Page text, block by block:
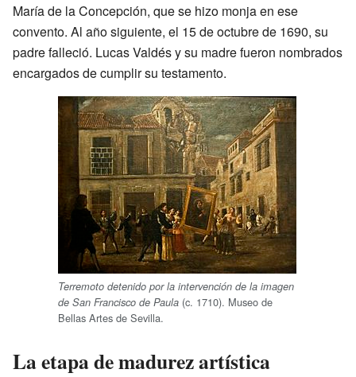
María de la Concepción, que se hizo monja en ese
convento. Al año siguiente, el 15 de octubre de 1690, su
padre falleció. Lucas Valdés y su madre fueron nombrados
encargados de cumplir su testamento.
Terremoto detenido por la intervención de la imagen
de San Francisco de Paula (c. 1710). Museo de
Bellas Artes de Sevilla.
La etapa de madurez artística